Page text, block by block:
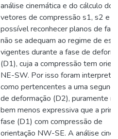
análise cinemática e do cálculo dos
vetores de compressão s1, s2 e
possível reconhecer planos de
não se adequam ao regime de
vigentes durante a fase de
(D1), cuja a compressão tem
NE-SW. Por isso foram
como pertencentes a uma
de deformação (D2), puramente
bem menos expressiva que a
fase (D1) com compressão de
orientação NW-SE. A análise